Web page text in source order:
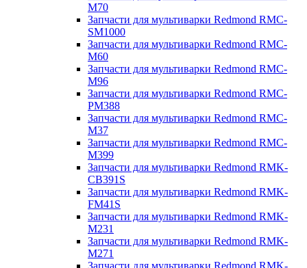
M70
Запчасти для мультиварки Redmond RMC-
SM1000
Запчасти для мультиварки Redmond RMC-
M60
Запчасти для мультиварки Redmond RMC-
M96
Запчасти для мультиварки Redmond RMC-
PM388
Запчасти для мультиварки Redmond RMC-
M37
Запчасти для мультиварки Redmond RMC-
M399
Запчасти для мультиварки Redmond RMK-
CB391S
Запчасти для мультиварки Redmond RMK-
FM41S
Запчасти для мультиварки Redmond RMK-
M231
Запчасти для мультиварки Redmond RMK-
M271
Запчасти для мультиварки Redmond RMK-